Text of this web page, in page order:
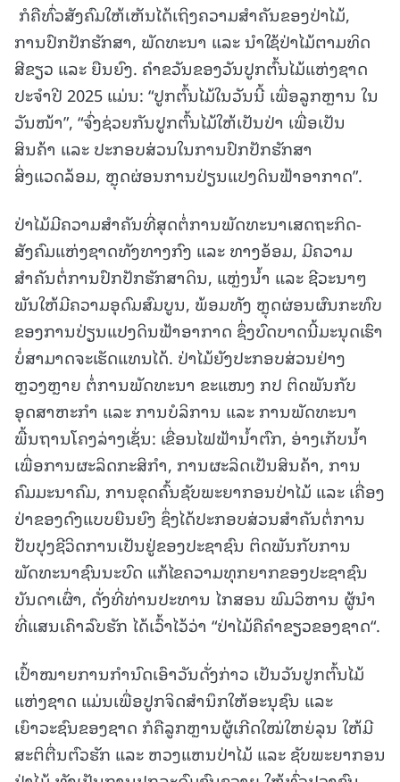
ກໍຄືທົ່ວສັງຄົມໃຫ້ເຫັນໄດ້ເຖິງຄວາມສໍາຄັນຂອງປ່າໄມ້,
ການປົກປັກຮັກສາ, ພັດທະນາ ແລະ ນໍາໃຊ້ປ່າໄມ້ຕາມທິດ
ສີຂຽວ ແລະ ຍືນຍົງ. ຄຳຂວັນຂອງວັນປູກຕົ້ນໄມ້ແຫ່ງຊາດ
ປະຈໍາປີ 2025 ແມ່ນ: “ປູກຕົ້ນໄມ້ໃນວັນນີ້ ເພື່ອລູກຫຼານ ໃນ
ວັນໜ້າ”, “ຈົ່ງຊ່ວຍກັນປູກຕົ້ນໄມ້ໃຫ້ເປັນປ່າ ເພື່ອເປັນ
ສິນຄ້າ ແລະ ປະກອບສ່ວນໃນການປົກປັກຮັກສາ
ສິ່ງແວດລ້ອມ, ຫຼຸດຜ່ອນການປ່ຽນແປງດິນຟ້າອາກາດ”.
ປ່າໄມ້ມີຄວາມສໍາຄັນທີ່ສຸດຕໍ່ການພັດທະນາເສດຖະກິດ-
ສັງຄົມແຫ່ງຊາດທັງທາງກົງ ແລະ ທາງອ້ອມ, ມີຄວາມ
ສຳຄັນຕໍ່ການປົກປັກຮັກສາດິນ, ແຫຼ່ງນໍ້າ ແລະ ຊີວະນາໆ
ພັນໃຫ້ມີຄວາມອຸດົມສົມບູນ, ພ້ອມທັງ ຫຼຸດຜ່ອນຜົນກະທົບ
ຂອງການປ່ຽນແປງດິນຟ້າອາກາດ ຊຶ່ງບົດບາດນີ້ມະນຸດເຮົາ
ບໍ່ສາມາດຈະເຮັດແທນໄດ້. ປ່າໄມ້ຍັງປະກອບສ່ວນຢ່າງ
ຫຼວງຫຼາຍ ຕໍ່ການພັດທະນາ ຂະແໜງ ກປ ຕິດພັນກັບ
ອຸດສາຫະກຳ ແລະ ການບໍລິການ ແລະ ການພັດທະນາ
ພື້ນຖານໂຄງລ່າງເຊັ່ນ: ເຂື່ອນໄຟຟ້ານ້ຳຕົກ, ອ່າງເກັບນ້ຳ
ເພື່ອການຜະລິດກະສິກຳ, ການຜະລິດເປັນສິນຄ້າ, ການ
ຄົມມະນາຄົມ, ການຂຸດຄົ້ນຊັບພະຍາກອນປ່າໄມ້ ແລະ ເຄື່ອງ
ປ່າຂອງດົງແບບຍືນຍົງ ຊຶ່ງໄດ້ປະກອບສ່ວນສຳຄັນຕໍ່ການ
ປັບປຸງຊີວິດການເປັນຢູ່ຂອງປະຊາຊົນ ຕິດພັນກັບການ
ພັດທະນາຊົນນະບົດ ແກ້ໄຂຄວາມທຸກຍາກຂອງປະຊາຊົນ
ບັນດາເຜົ່າ, ດັ່ງທີ່ທ່ານປະທານ ໄກສອນ ພົມວິຫານ ຜູ້ນໍາ
ທີ່ແສນເຄົາລົບຮັກ ໄດ້ເວົ້າໄວ້ວ່າ “ປ່າໄມ້ຄືຄໍາຂຽວຂອງຊາດ“.
ເປົ້າໝາຍການກຳນົດເອົາວັນດັ່ງກ່າວ ເປັນວັນປູກຕົ້ນໄມ້
ແຫ່ງຊາດ ແມ່ນເພື່ອປູກຈິດສຳນຶກໃຫ້ອະນຸຊົນ ແລະ
ເຍົາວະຊົນຂອງຊາດ ກໍຄືລູກຫຼານຜູ້ເກີດໃໝ່ໃຫຍ່ລຸນ ໃຫ້ມີ
ສະຕິຕື່ນຕົວຮັກ ແລະ ຫວງແຫນປ່າໄມ້ ແລະ ຊັບພະຍາກອນ